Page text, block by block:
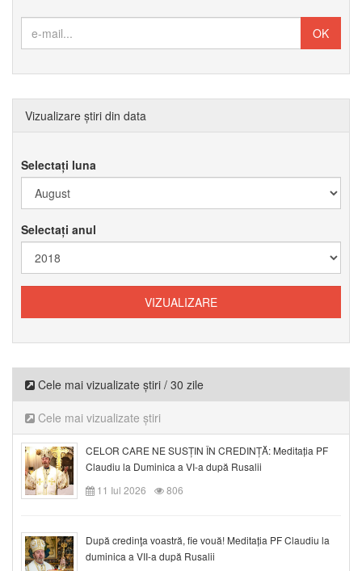
Vizualizare știri din data
Selectați luna
Selectați anul
Cele mai vizualizate știri / 30 zile
Cele mai vizualizate știri
CELOR CARE NE SUSȚIN ÎN CREDINȚĂ: Meditația PF
Claudiu la Duminica a VI-a după Rusalii
11 Iul 2026
806
După credinţa voastră, fie vouă! Meditația PF Claudiu la
duminica a VII-a după Rusalii